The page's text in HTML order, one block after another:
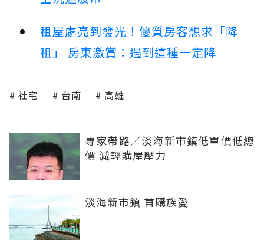
租屋處亮到發光！優質房客想求「降
租」 房東激賞：遇到這種一定降
社宅 台南 高雄
專家帶路／淡海新市鎮低單價低總
價 減輕購屋壓力
淡海新市鎮 首購族愛